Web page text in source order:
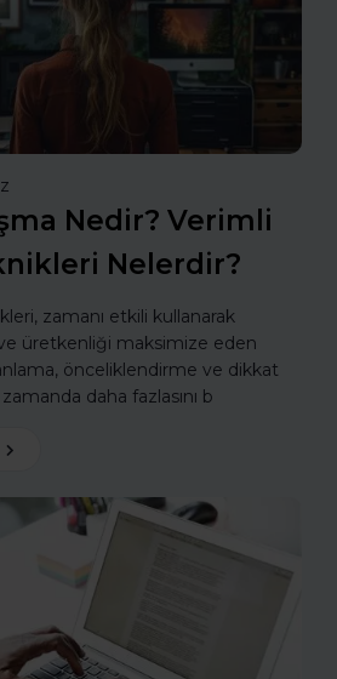
Nedir? Verimli
Nelerdir?
zamanı etkili kullanarak
ve üretkenliği maksimize eden
önceliklendirme ve dikkat
daha fazlasını b